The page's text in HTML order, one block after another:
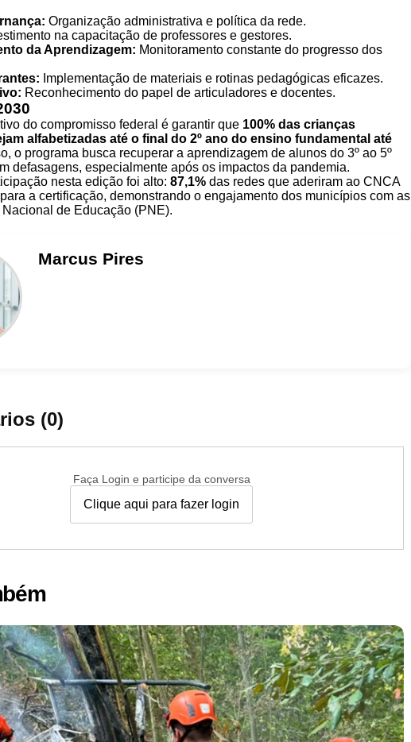
Organização administrativa e política da rede.
na capacitação de professores e gestores.
da Aprendizagem: Monitoramento constante do progresso dos
Implementação de materiais e rotinas pedagógicas eficazes.
Reconhecimento do papel de articuladores e docentes.
do compromisso federal é garantir que 100% das crianças
alfabetizadas até o final do 2º ano do ensino fundamental até
o programa busca recuperar a aprendizagem de alunos do 3º ao 5º
defasagens, especialmente após os impactos da pandemia.
nesta edição foi alto: 87,1% das redes que aderiram ao CNCA
a certificação, demonstrando o engajamento dos municípios com as
de Educação (PNE).
Marcus Pires
(0)
Faça Login e participe da conversa
Clique aqui para fazer login